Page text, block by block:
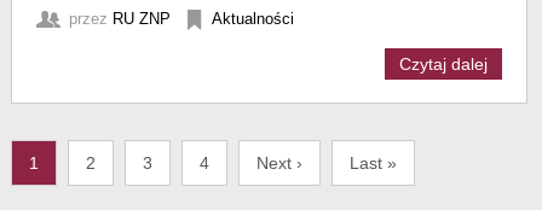
przez RU ZNP Aktualności
Czytaj dalej
1 2 3 4 Next › Last »